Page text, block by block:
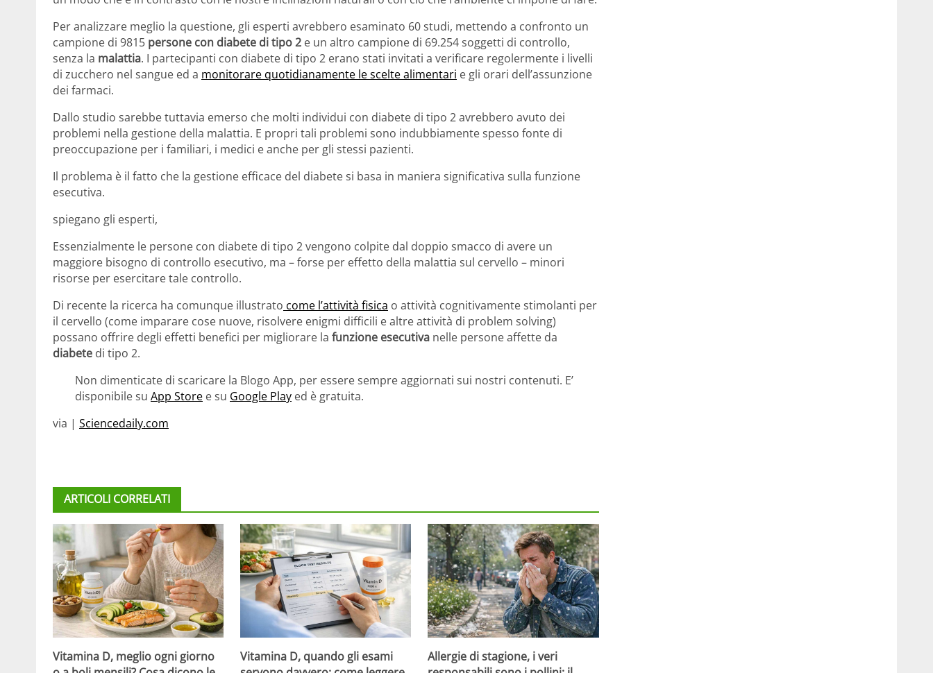
Per analizzare meglio la questione, gli esperti avrebbero esaminato 60 studi, mettendo a confronto un
campione di 9815 persone con diabete di tipo 2 e un altro campione di 69.254 soggetti di controllo,
senza la malattia. I partecipanti con diabete di tipo 2 erano stati invitati a verificare regolermente i livelli
di zucchero nel sangue ed a monitorare quotidianamente le scelte alimentari e gli orari dell’assunzione
dei farmaci.
Dallo studio sarebbe tuttavia emerso che molti individui con diabete di tipo 2 avrebbero avuto dei
problemi nella gestione della malattia. E propri tali problemi sono indubbiamente spesso fonte di
preoccupazione per i familiari, i medici e anche per gli stessi pazienti.
Il problema è il fatto che la gestione efficace del diabete si basa in maniera significativa sulla funzione
esecutiva.
spiegano gli esperti,
Essenzialmente le persone con diabete di tipo 2 vengono colpite dal doppio smacco di avere un
maggiore bisogno di controllo esecutivo, ma – forse per effetto della malattia sul cervello – minori
risorse per esercitare tale controllo.
Di recente la ricerca ha comunque illustrato come l’attività fisica o attività cognitivamente stimolanti per
il cervello (come imparare cose nuove, risolvere enigmi difficili e altre attività di problem solving)
possano offrire degli effetti benefici per migliorare la funzione esecutiva nelle persone affette da
diabete di tipo 2.
Non dimenticate di scaricare la Blogo App, per essere sempre aggiornati sui nostri contenuti. E’
disponibile su App Store e su Google Play ed è gratuita.
via | Sciencedaily.com
ARTICOLI CORRELATI
Vitamina D, meglio ogni giorno
Vitamina D, quando gli esami
Allergie di stagione, i veri